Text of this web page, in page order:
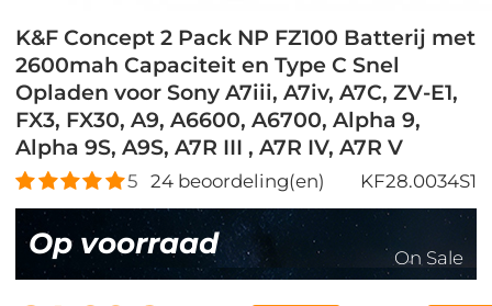
K&F Concept 2 Pack NP FZ100 Batterij met
2600mah Capaciteit en Type C Snel
Opladen voor Sony A7iii, A7iv, A7C, ZV-E1,
FX3, FX30, A9, A6600, A6700, Alpha 9,
Alpha 9S, A9S, A7R III , A7R IV, A7R V
5 24beoordeling(en) KF28.0034S1
Op voorraad On Sale